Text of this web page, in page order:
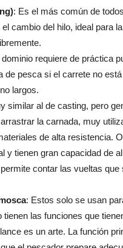
: Es el más común de
cambio del hilo, ideal para
dominio requiere de práctica
de pesca si el carrete no
largos.
similar al de casting, pero
la carnada, muy
de alta resistencia.
y tienen gran capacidad de
contar las vueltas
: Estos solo se usan
las funciones que
es un arte. La función